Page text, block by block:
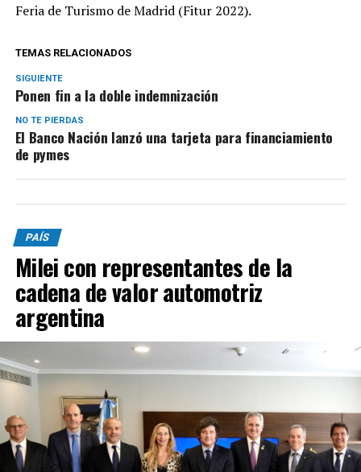
Feria de Turismo de Madrid (Fitur 2022).
TEMAS RELACIONADOS
SIGUIENTE
Ponen fin a la doble indemnización
NO TE PIERDAS
El Banco Nación lanzó una tarjeta para financiamiento
de pymes
PAÍS
Milei con representantes de la
cadena de valor automotriz
argentina